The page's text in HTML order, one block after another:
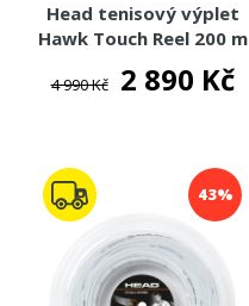
Head tenisový výplet
Hawk Touch Reel 200 m
4 990 Kč 2 890 Kč
43%